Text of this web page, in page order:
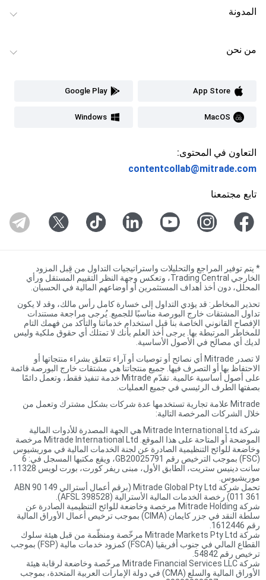
المدونة
من نحن
App Store
Google Play
MacOS
Windows
التعاون في المحتوى:
contentcollab@mitrade.com
تابع مجتمعنا
* يتم توفير المراجع والتحليلات واستراتيجيات التداول من قِبل المزود
الخارجي Trading Central، وتعكس وجهة النظر التقييم المستقل ورأي
المحلل، دون أخذ أهداف المستثمرين أو أوضاعهم المالية في الحسبان.
تحذير المخاطر: قد يؤدي التداول إلى خسارة كامل رأس مالك، وقد لا يكون
تداول المشتقات خارج البورصة مناسبًا للجميع. يُرجى مراجعة مستندات
الإفصاح القانوني الخاصة بنا قبل استخدام خدماتنا والتأكد من فهمك التام
للمخاطر المرتبطة بها. يرجى أخذ العلم بأنك لا تمتلك أي حقوق ملكية وليس
لديك أي مصالح في الأصول الأساسية.
لا تصدر Mitrade أي نصائح أو توصيات أو آراء تتعلق بشراء منتجاتها أو
الاحتفاظ بها أو التصرف فيها. جميع منتجاتنا هي مشتقات خارج البورصة قائمة
على أصول أساسية عالمية. تقدّم Mitrade خدمة تنفيذ فقط، وتعمل دائمًا
بصفتها الطرف الرئيسي في جميع العمليات.
Mitrade علامة تجارية تستخدمها عدة شركات بشكل مشترك وتعمل من
خلال الشركات المرخصة التالية:
شركة Mitrade International Ltd هي الجهة المصدرة للأدوات المالية
الموضحة أو المتاحة على هذا الموقع. Mitrade International Ltd مرخصة
وخاضعة للوائح التنظيمية الصادرة عن لجنة الخدمات المالية في موريشيوس
(FSC) بموجب الترخيص رقم GB20025791، ويقع مكتبها المسجل في: 6
سانت دينيس ستريت، الطابق الأول، مبنى ريفر كورت، بورت لويس 11328،
موريشيوس.
تحمل شركة Mitrade Global Pty Ltd (برقم أعمال أسترالي ABN 90 149
011 361) رخصة الخدمات المالية الأسترالية (AFSL 398528).
شركة Mitrade Holding مرخصة وخاضعة للوائح التنظيمية الصادرة عن
سلطة النقد في جزر كايمان (CIMA) بموجب ترخيص أعمال الأوراق المالية
رقم 1612446.
شركة Mitrade Markets Pty Ltd مرخّصة ومنظّمة من قبل هيئة سلوك
القطاع المالي في جنوب أفريقيا (FSCA) كمزود خدمات مالية (FSP) بموجب
ترخيص رقم 54842.
شركة Mitrade Financial Services LLC مرخّصة وخاضعة لرقابة هيئة
الأوراق المالية والسلع (CMA) في دولة الإمارات العربية المتحدة، بموجب